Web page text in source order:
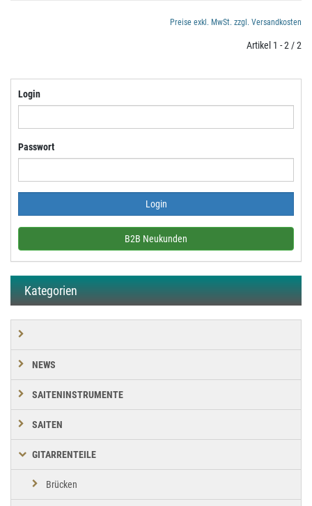
Preise exkl. MwSt. zzgl. Versandkosten
Artikel 1 - 2 / 2
Login
Passwort
B2B Neukunden
Kategorien
NEWS
SAITENINSTRUMENTE
SAITEN
GITARRENTEILE
Brücken